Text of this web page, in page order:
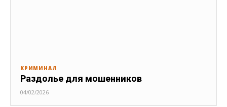
КРИМИНАЛ
Раздолье для мошенников
04/02/2026